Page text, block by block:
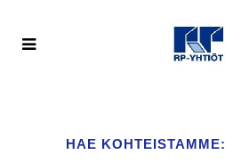
HAE KOHTEISTAMME: